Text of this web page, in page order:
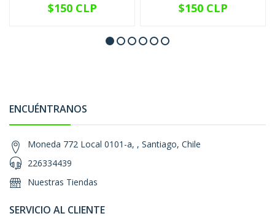
$150 CLP $150 CLP
ENCUÉNTRANOS
Moneda 772 Local 0101-a, , Santiago, Chile
226334439
Nuestras Tiendas
SERVICIO AL CLIENTE